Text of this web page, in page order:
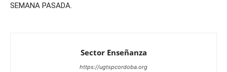
SEMANA PASADA.
Sector Enseñanza
https://ugtspcordoba.org